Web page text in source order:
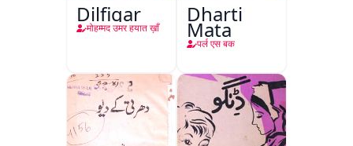
Dilfigar
मोहम्मद उमर हयात ख़ाँ
Dharti
Mata
पर्ल एस बक